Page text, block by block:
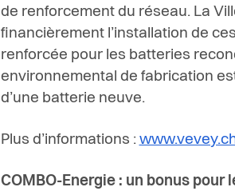
de renforcement du réseau. La
financièrement l’installation de
renforcée pour les batteries
environnemental de fabrication
d’une batterie neuve.
Plus d’informations :
COMBO-Energie : un bonus pour